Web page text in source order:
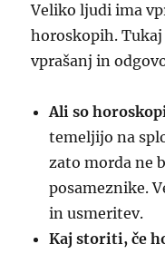
Veliko ljudi ima
horoskopih.
vprašanj in
Ali so
temeljijo na
zato morda ne
posameznike.
in usmeritev.
Kaj storiti, če